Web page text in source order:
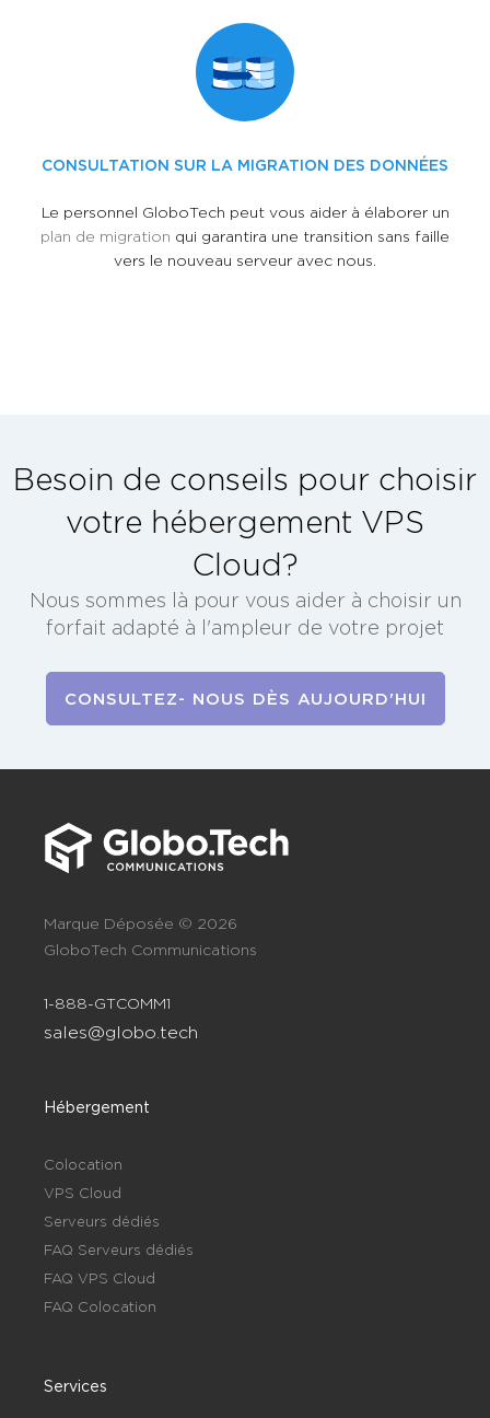
CONSULTATION SUR LA MIGRATION DES DONNÉES
Le personnel GloboTech peut vous aider à élaborer un
plan de migration qui garantira une transition sans faille
vers le nouveau serveur avec nous.
Besoin de conseils pour choisir
votre hébergement VPS
Cloud?
Nous sommes là pour vous aider à choisir un
forfait adapté à l'ampleur de votre projet
CONSULTEZ- NOUS DÈS AUJOURD'HUI
Marque Déposée © 2026
GloboTech Communications
1-888-GTCOMM1
sales@globo.tech
Hébergement
Colocation
VPS Cloud
Serveurs dédiés
FAQ Serveurs dédiés
FAQ VPS Cloud
FAQ Colocation
Services